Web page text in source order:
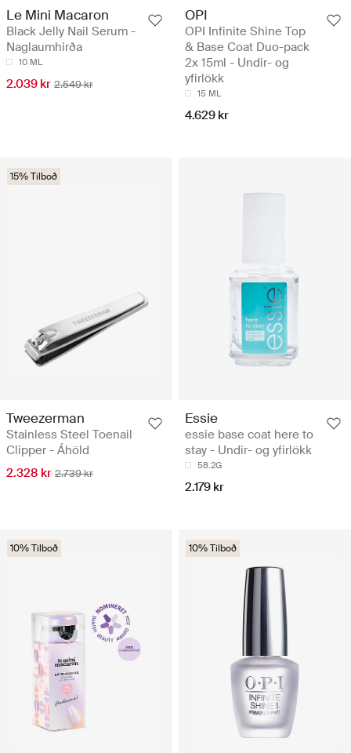
Le Mini Macaron
Black Jelly Nail Serum -
Naglaumhirða
10 ML
2.039 kr 2.549 kr
OPI
OPI Infinite Shine Top
& Base Coat Duo-pack
2x 15ml - Undir- og
yfirlökk
15 ML
4.629 kr
15% Tilboð
Tweezerman
Stainless Steel Toenail
Clipper - Áhöld
2.328 kr 2.739 kr
Essie
essie base coat here to
stay - Undir- og yfirlökk
58.2G
2.179 kr
10% Tilboð 10% Tilboð